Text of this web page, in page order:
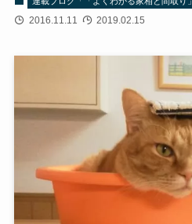
2016.11.11 2019.02.15